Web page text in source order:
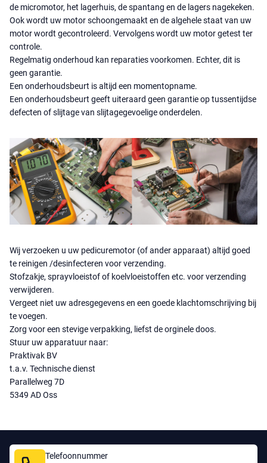
de micromotor, het lagerhuis, de spantang en de lagers nagekeken.
Ook wordt uw motor schoongemaakt en de algehele staat van uw
motor wordt gecontroleerd. Vervolgens wordt uw motor getest ter
controle.
Regelmatig onderhoud kan reparaties voorkomen. Echter, dit is
geen garantie.
Een onderhoudsbeurt is altijd een momentopname.
Een onderhoudsbeurt geeft uiteraard geen garantie op tussentijdse
defecten of slijtage van slijtagegevoelige onderdelen.
Wij verzoeken u uw pedicuremotor (of ander apparaat) altijd goed
te reinigen /desinfecteren voor verzending.
Stofzakje, sprayvloeistof of koelvloeistoffen etc. voor verzending
verwijderen.
Vergeet niet uw adresgegevens en een goede klachtomschrijving bij
te voegen.
Zorg voor een stevige verpakking, liefst de orginele doos.
Stuur uw apparatuur naar:
Praktivak BV
t.a.v. Technische dienst
Parallelweg 7D
5349 AD Oss
Telefoonnummer